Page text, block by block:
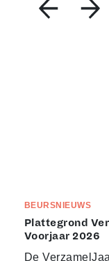
BEURSNIEUWS
Plattegrond
Voorjaar 2026
De